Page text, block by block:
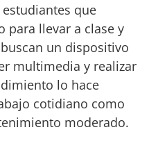
que
para llevar a clase y
un dispositivo
multimedia y realizar
lo hace
cotidiano como
moderado.